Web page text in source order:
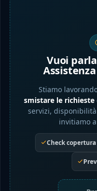
Vuoi
Stiamo
smistare le richieste
servizi,
invitiamo
Check